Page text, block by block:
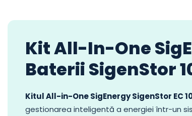
Kit All-In-One
Baterii SigenStor
Kitul All-in-One SigEnergy SigenStor EC
gestionarea inteligentă a energiei într-un